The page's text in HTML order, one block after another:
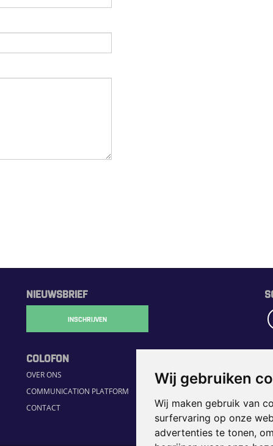
Wij gebruiken
Wij maken gebruik van
surfervaring op onze
advertenties te tonen,
NIEUWSBRIEF
INSCHRIJVEN
COLOFON
OVER ONS
COMMUNICATION PLATFORM
CONTACT